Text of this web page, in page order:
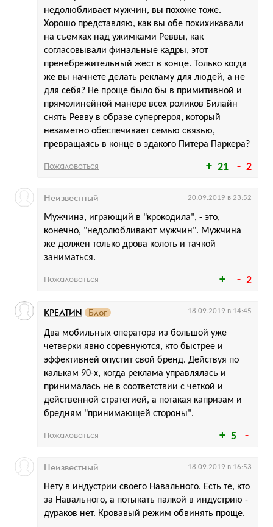
21 2
недолюбливает мужчин, вы похоже тоже.
Хорошо представляю, как вы обе похихикавали
на съемках над ужимками Реввы, как
согласовывали финальные кадры, этот
пренебрежительный жест в конце. Только когда
же вы начнете делать рекламу для людей, а не
для себя? Не проще было бы в примитивной и
прямолинейной манере всех роликов Билайн
снять Ревву в образе супергероя, который
незаметно обеспечивает семью связью,
превращаясь в конце в эдакого Питера Паркера?
Пожаловаться
2
Мужчина, играющий в "крокодила", - это,
конечно, "недолюбливают мужчин". Мужчина
же должен только дрова колоть и тачкой
заниматься.
Неизвестный 20.09.2019 в 23:52
Пожаловаться
5
Два мобильных оператора из большой уже
четверки явно соревнуются, кто быстрее и
эффективней опустит свой бренд. Действуя по
калькам 90-х, когда реклама управлялась и
принималась не в соответствии с четкой и
действенной стратегией, а потакая капризам и
бредням "принимающей стороны".
КРЕАТИN Блог 18.09.2019 в 14:45
Пожаловаться
Нету в индустрии своего Навального. Есть те, кто
за Навального, а потыкать палкой в индустрию -
дураков нет. Кровавый режим обвинять проще.
Неизвестный 18.09.2019 в 16:53